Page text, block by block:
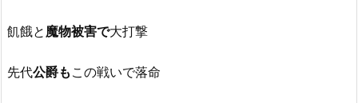
飢餓と 魔物被害で大打撃
先代公爵も この戦いで落命